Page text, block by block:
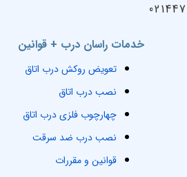
خدمات راسان درب + قوانین
تعویض روکش درب اتاق
نصب درب اتاق
چهارچوب فلزی درب اتاق
نصب درب ضد سرقت
قوانین و مقررات